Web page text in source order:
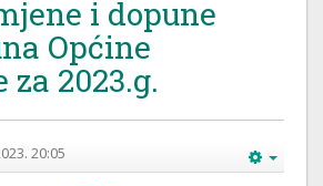
i dopune
Općine
2023.g.
20:05